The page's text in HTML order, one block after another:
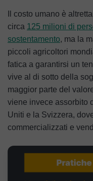
Il costo umano è
circa 125 milioni di
sostentamento, ma la
piccoli agricoltori
fatica a garantirsi un
vive al di sotto della
maggior parte del
viene invece assorbito
Uniti e la Svizzera,
commercializzati e